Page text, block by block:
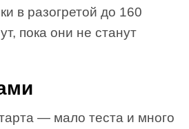
в разогретой до 160
пока они не станут
— мало теста и много